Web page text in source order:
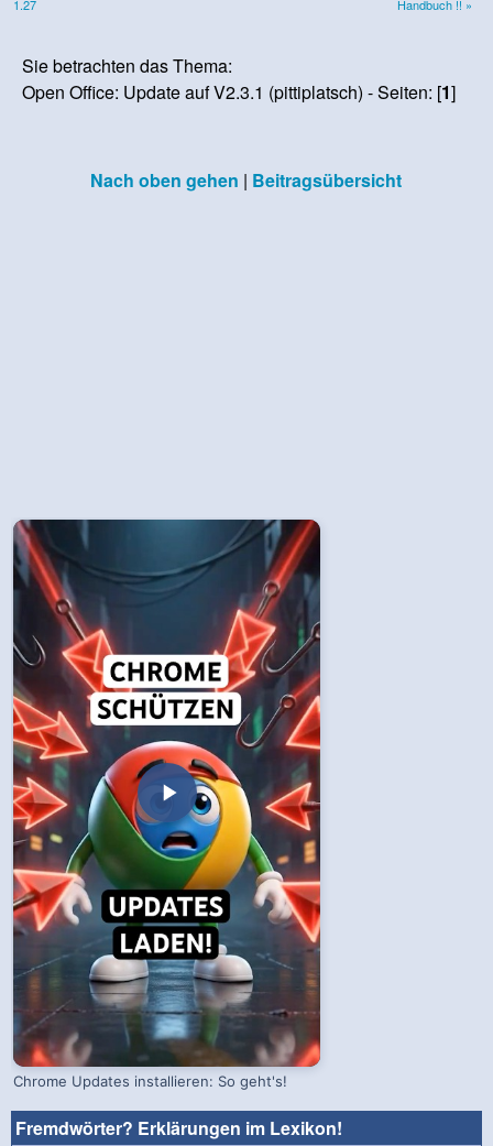
1.27 Handbuch !! »
Sie betrachten das Thema:
Open Office: Update auf V2.3.1 (pittiplatsch) - Seiten: [1]
Nach oben gehen | Beitragsübersicht
Chrome Updates installieren: So geht's!
Fremdwörter? Erklärungen im Lexikon!